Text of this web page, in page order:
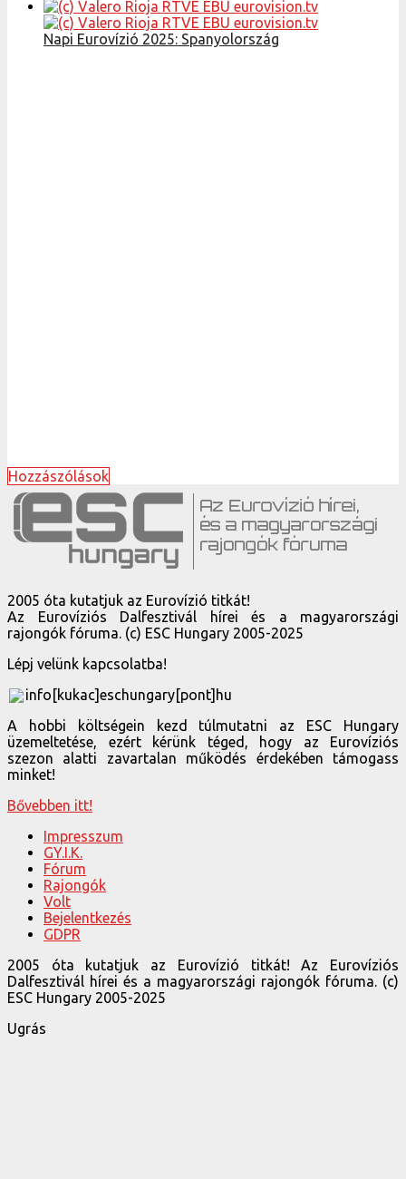
Napi Eurovízió 2025: Spanyolország
Hozzászólások
2005 óta kutatjuk az Eurovízió titkát!
Az Eurovíziós Dalfesztivál hírei és a magyarországi
rajongók fóruma. (c) ESC Hungary 2005-2025
Lépj velünk kapcsolatba!
info[kukac]eschungary[pont]hu
A hobbi költségein kezd túlmutatni az ESC Hungary
üzemeltetése, ezért kérünk téged, hogy az Eurovíziós
szezon alatti zavartalan működés érdekében támogass
minket!
Bővebben itt!
Impresszum
GY.I.K.
Fórum
Rajongók
Volt
Bejelentkezés
GDPR
2005 óta kutatjuk az Eurovízió titkát! Az Eurovíziós
Dalfesztivál hírei és a magyarországi rajongók fóruma. (c)
ESC Hungary 2005-2025
Ugrás